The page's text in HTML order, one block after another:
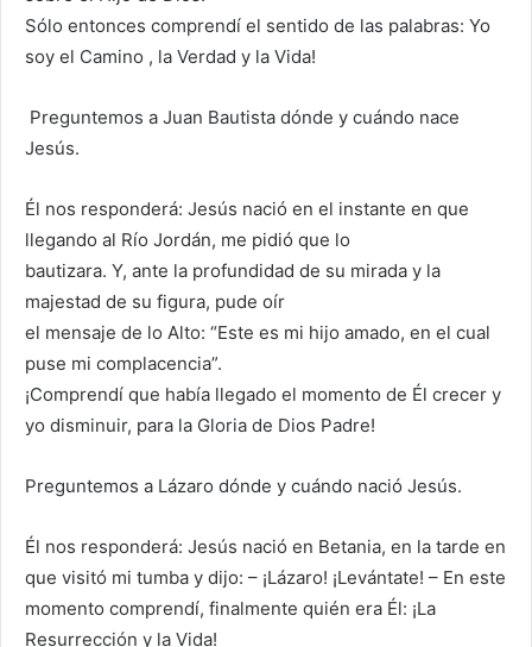
Sólo entonces comprendí el sentido de las palabras: Yo
soy el Camino , la Verdad y la Vida!
Preguntemos a Juan Bautista dónde y cuándo nace
Jesús.
Él nos responderá: Jesús nació en el instante en que
llegando al Río Jordán, me pidió que lo
bautizara. Y, ante la profundidad de su mirada y la
majestad de su figura, pude oír
el mensaje de lo Alto: “Este es mi hijo amado, en el cual
puse mi complacencia”.
¡Comprendí que había llegado el momento de Él crecer y
yo disminuir, para la Gloria de Dios Padre!
Preguntemos a Lázaro dónde y cuándo nació Jesús.
Él nos responderá: Jesús nació en Betania, en la tarde en
que visitó mi tumba y dijo: – ¡Lázaro! ¡Levántate! – En este
momento comprendí, finalmente quién era Él: ¡La
Resurrección y la Vida!